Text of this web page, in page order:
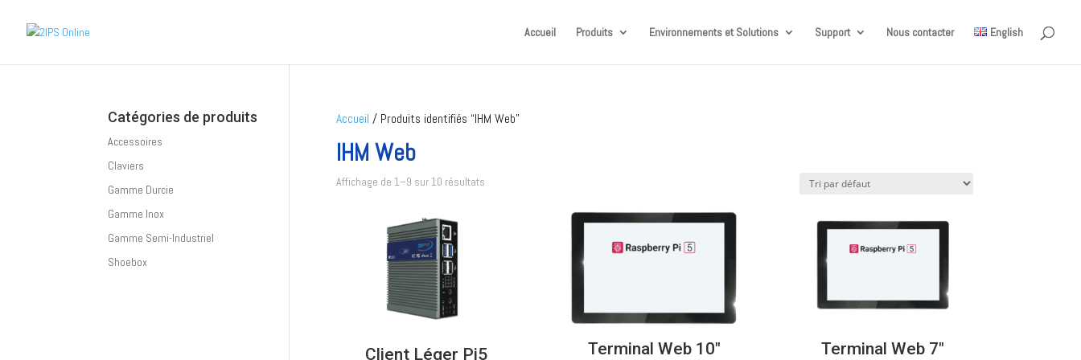
Accueil Produits Environnements et Solutions Support Nous contacter English
Accueil / Produits identifiés “IHM Web”
IHM Web
Affichage de 1–9 sur 10 résultats
Client Léger Pi5 Terminal Web 10″ Terminal Web 7″
Catégories de produits
Accessoires
Claviers
Gamme Durcie
Gamme Inox
Gamme Semi-Industriel
Shoebox